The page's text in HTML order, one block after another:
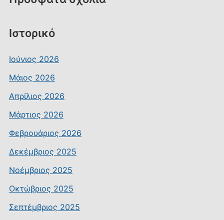
Ιστορικό
Ιούνιος 2026
Μάιος 2026
Απρίλιος 2026
Μάρτιος 2026
Φεβρουάριος 2026
Δεκέμβριος 2025
Νοέμβριος 2025
Οκτώβριος 2025
Σεπτέμβριος 2025